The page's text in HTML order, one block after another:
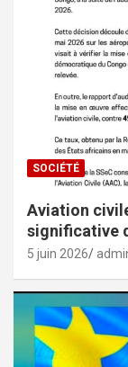
SOCIÉTÉ
Aviation
significative
5 juin 2026